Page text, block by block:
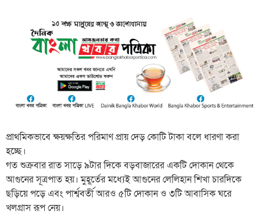
প্রাথমিকভাবে ক্ষয়ক্ষতির পরিমাণ প্রায় দেড় কোটি টাকা বলে ধারণা করা
হচ্ছে।
​গত শুক্রবার রাত সাড়ে ৯টার দিকে বড়বাজারের একটি দোকান থেকে
আগুনের সূত্রপাত হয়। মুহূর্তের মধ্যেই আগুনের লেলিহান শিখা চারদিকে
ছড়িয়ে পড়ে এবং পার্শ্ববর্তী আরও ৫টি দোকান ও ৩টি আবাসিক ঘরে
খলগ্রাস রূপ নেয়।